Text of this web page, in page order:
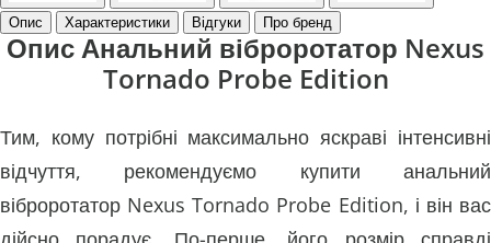
Опис Характеристики Відгуки Про бренд
Опис Анальний віброротатор Nexus
Tornado Probe Edition
Тим, кому потрібні максимально яскраві інтенсивні
відчуття, рекомендуємо купити анальний
віброротатор Nexus Tornado Probe Edition, і він вас